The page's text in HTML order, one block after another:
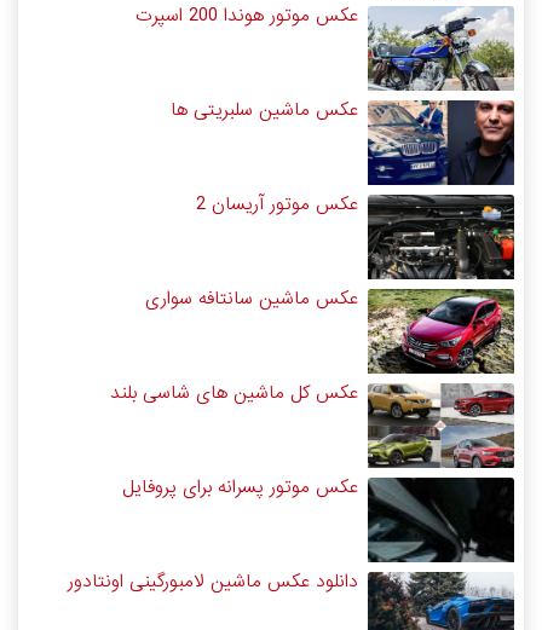
عکس موتور هوندا 200 اسپرت
عکس ماشین سلبریتی ها
عکس موتور آریسان 2
عکس ماشین سانتافه سواری
عکس کل ماشین های شاسی بلند
عکس موتور پسرانه برای پروفایل
دانلود عکس ماشین لامبورگینی اونتادور